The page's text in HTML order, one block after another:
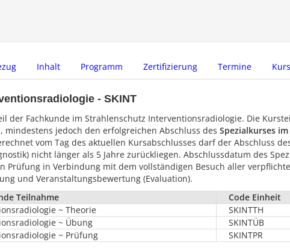
Inhalt Programm Zertifizierung Termine
- SKINT
der Fachkunde im Strahlenschutz Interventionsradiologie. Die
jedoch den erfolgreichen Abschluss des Spezialkurses
vom Tag des aktuellen Kursabschlusses darf der Abschluss
nicht länger als 5 Jahre zurückliegen. Abschlussdatum des
Prüfung in Verbindung mit dem vollständigen Besuch aller
und Veranstaltungsbewertung (Evaluation).
Teilnahme
Code Einheit
~ Theorie
SKINTTH
~ Übung
SKINTÜB
~ Prüfung
SKINTPR